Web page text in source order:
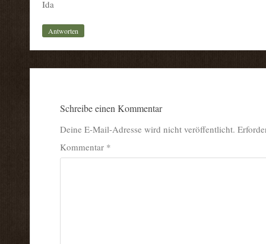
Ida
Antworten
Schreibe einen Kommentar
Deine E-Mail-Adresse wird nicht veröffentlicht.
Kommentar *